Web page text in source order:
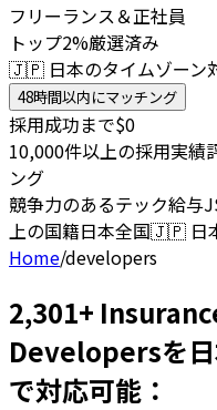
フリーランス＆正社員
トップ2%厳選済み
🇯🇵 日本のタイムゾーン
48時間以内にマッチング
採用成功まで$0
10,000件以上の採用実績
ング
競争力のあるテック給与
上の国籍日本全国🇯🇵 日
Home/developers
2,301+
Developersを日
で対応可能：